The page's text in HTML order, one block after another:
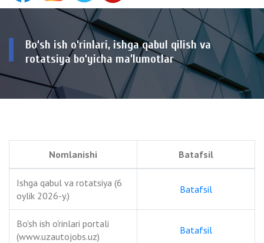
Bo‘sh ish o‘rinlari, ishga qabul qilish va
rotatsiya bo‘yicha ma’lumotlar
Nomlanishi Batafsil
Ishga qabul va rotatsiya (6
oylik 2026-y.)
Batafsil
Bo'sh ish o'rinlari portali
(www.uzautojobs.uz)
Batafsil